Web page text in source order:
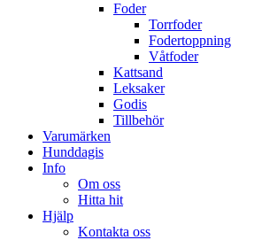
Foder
Torrfoder
Fodertoppning
Våtfoder
Kattsand
Leksaker
Godis
Tillbehör
Varumärken
Hunddagis
Info
Om oss
Hitta hit
Hjälp
Kontakta oss